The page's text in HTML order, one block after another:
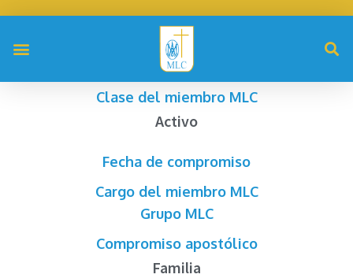
Clase del miembro MLC
Activo
Fecha de compromiso
Cargo del miembro MLC
Grupo MLC
Compromiso apostólico
Familia